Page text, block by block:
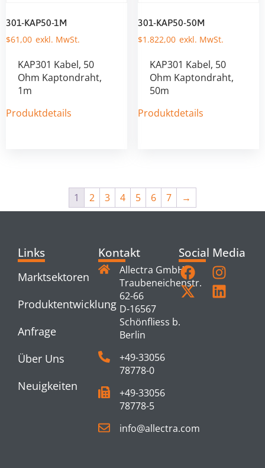
301-KAP50-1M
$61,00
KAP301 Kabel, 50
Ohm Kaptondraht,
1m
Produktdetails
301-KAP50-50M
$1.822,00
KAP301 Kabel, 50
Ohm Kaptondraht,
50m
Produktdetails
1 2 3 4 5 6 7 →
Links
Marktsektoren
Produktentwicklung
Anfrage
Über Uns
Neuigkeiten
Kontakt
Allectra GmbH
Traubeneichenstr.
62-66
D-16567
Schönfliess b.
Berlin
+49-33056
78778-0
+49-33056
78778-5
info@allectra.com
Social Media